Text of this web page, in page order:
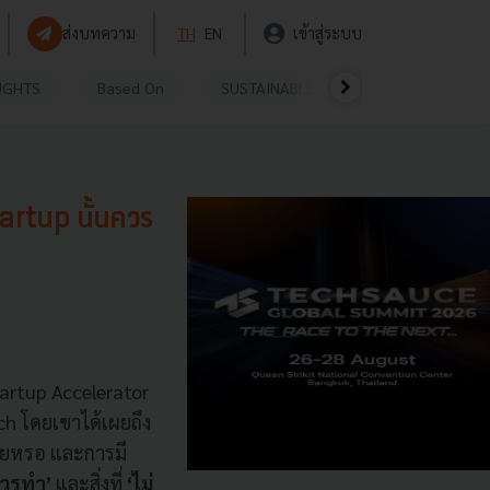
ส่งบทความ TH EN เข้าสู่ระบบ
Based On SUSTAINABLE
นั้นควร
Accelerator
โดยเขาได้เผยถึง
หรอ และการมี
รทำ’ และสิ่งที่ ‘ไม่